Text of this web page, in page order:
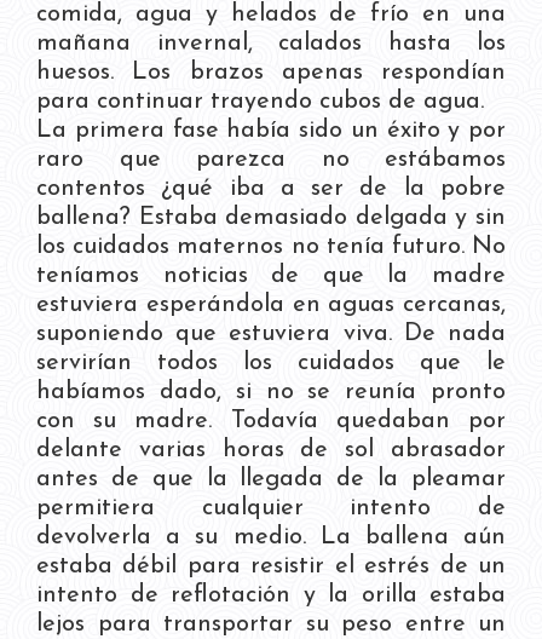
comida, agua y helados de frío en una
mañana invernal, calados hasta los
huesos. Los brazos apenas respondían
para continuar trayendo cubos de agua.
La primera fase había sido un éxito y por
raro que parezca no estábamos
contentos ¿qué iba a ser de la pobre
ballena? Estaba demasiado delgada y sin
los cuidados maternos no tenía futuro. No
teníamos noticias de que la madre
estuviera esperándola en aguas cercanas,
suponiendo que estuviera viva. De nada
servirían todos los cuidados que le
habíamos dado, si no se reunía pronto
con su madre. Todavía quedaban por
delante varias horas de sol abrasador
antes de que la llegada de la pleamar
permitiera cualquier intento de
devolverla a su medio. La ballena aún
estaba débil para resistir el estrés de un
intento de reflotación y la orilla estaba
lejos para transportar su peso entre un